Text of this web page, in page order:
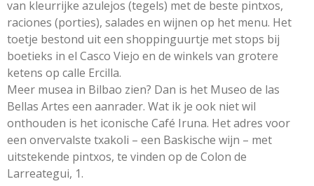
van kleurrijke azulejos (tegels) met de beste pintxos,
raciones (porties), salades en wijnen op het menu. Het
toetje bestond uit een shoppinguurtje met stops bij
boetieks in el Casco Viejo en de winkels van grotere
ketens op calle Ercilla.
Meer musea in Bilbao zien? Dan is het Museo de las
Bellas Artes een aanrader. Wat ik je ook niet wil
onthouden is het iconische Café Iruna. Het adres voor
een onvervalste txakoli – een Baskische wijn – met
uitstekende pintxos, te vinden op de Colon de
Larreategui, 1.